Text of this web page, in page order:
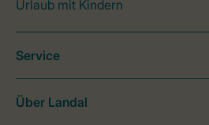
Urlaub mit Kindern
Service
Über Landal